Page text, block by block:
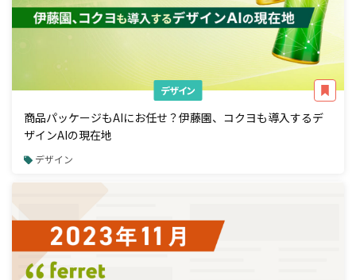
デザイン
商品パッケージもAIにお任せ？伊藤園、コクヨも導入するデ
ザインAIの現在地
デザイン